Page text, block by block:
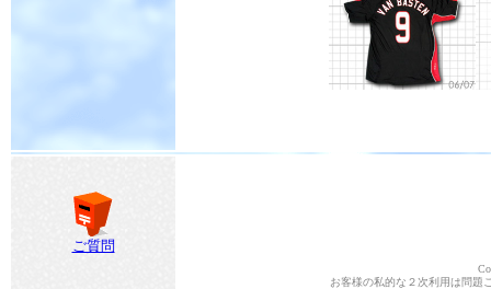
ご質問
お客様の私的な２次利用は問題